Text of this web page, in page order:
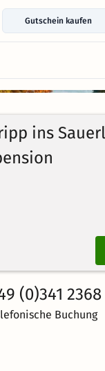
Gutschein kaufen
ins
(0)341
Buchung